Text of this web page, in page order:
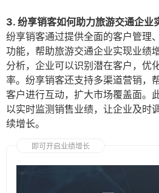
3. 纷享销客如何助力旅游交通企业
纷享销客通过提供全面的客户管理
功能，帮助旅游交通企业实现业绩
分析，企业可以识别潜在客户，优
率。纷享销客还支持多渠道营销，
客户进行互动，扩大市场覆盖面。
以实时监测销售业绩，让企业及时
续增长。
即可开启业绩增长